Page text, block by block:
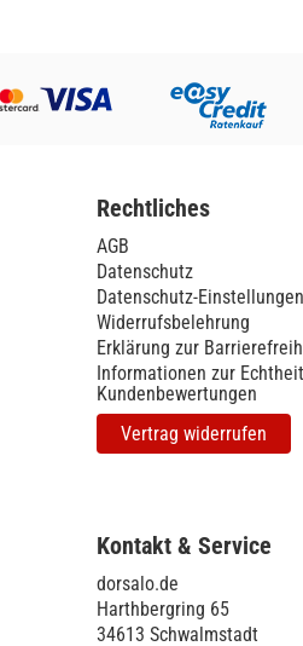
Rechtliches
AGB
Datenschutz
Datenschutz-Einstellungen
Widerrufsbelehrung
Erklärung zur
Informationen zur
Kundenbewertungen
Vertrag widerrufen
Kontakt & Service
dorsalo.de
Harthbergring 65
34613 Schwalmstadt